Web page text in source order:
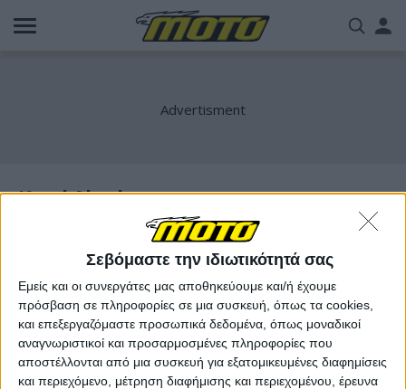
Σεβόμαστε την ιδιωτικότητά σας
Εμείς και οι συνεργάτες μας αποθηκεύουμε και/ή έχουμε
πρόσβαση σε πληροφορίες σε μια συσκευή, όπως τα cookies,
και επεξεργαζόμαστε προσωπικά δεδομένα, όπως μοναδικοί
αναγνωριστικοί και προσαρμοσμένες πληροφορίες που
αποστέλλονται από μια συσκευή για εξατομικευμένες διαφημίσεις
και περιεχόμενο, μέτρηση διαφήμισης και περιεχομένου, έρευνα
Παράκαμψη
προς
Karel Abraham